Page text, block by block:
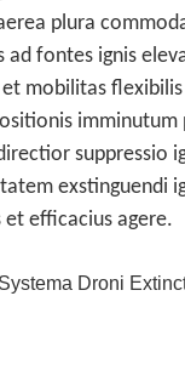
plura
ad fontes ignis
mobilitas flexibilis
suppressio
exstinguendi
efficacius agere.